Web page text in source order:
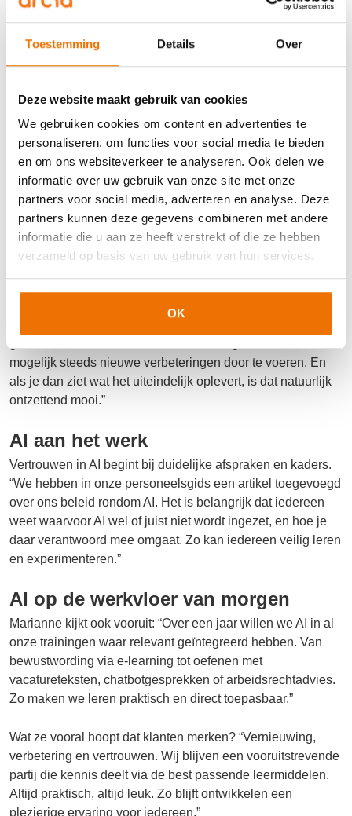
Toestemming Details Over
Deze website maakt gebruik van cookies
We gebruiken cookies om content en advertenties te
personaliseren, om functies voor social media te bieden
en om ons websiteverkeer te analyseren. Ook delen we
informatie over uw gebruik van onze site met onze
partners voor social media, adverteren en analyse. Deze
partners kunnen deze gegevens combineren met andere
informatie die u aan ze heeft verstrekt of die ze hebben
verzameld op basis van uw gebruik van hun services.
OK
E-learning:
GPT’s helpen bij het herschrijven en
onderzoek.
Marketing:GPT’s ondersteunen bij het schrijven van
webteksten voor nieuwe trainingen, inclusief SEO-
optimalisatie.
Niet elk experiment levert meteen het gewenste resultaat
op. “Wat we hebben ontdekt, is dat het helpt om grote
doelen op te knippen in kleine stappen. Vaak bereik je
hetzelfde resultaat met kleine optimalisaties in plaats van
Waar ze het meest trots op is? “Voor mij zit het vooral in de
mogelijk steeds nieuwe verbeteringen door te voeren. En
als je dan ziet wat het uiteindelijk oplevert, is dat natuurlijk
ontzettend mooi.”
AI aan het werk
Vertrouwen in AI begint bij duidelijke afspraken en kaders.
“We hebben in onze personeelsgids een artikel toegevoegd
over ons beleid rondom AI. Het is belangrijk dat iedereen
weet waarvoor AI wel of juist niet wordt ingezet, en hoe je
daar verantwoord mee omgaat. Zo kan iedereen veilig leren
en experimenteren.”
AI op de werkvloer van morgen
Marianne kijkt ook vooruit: “Over een jaar willen we AI in al
onze trainingen waar relevant geïntegreerd hebben. Van
bewustwording via e-learning tot oefenen met
vacatureteksten, chatbotgesprekken of arbeidsrechtadvies.
Zo maken we leren praktisch en direct toepasbaar.”
Wat ze vooral hoopt dat klanten merken? “Vernieuwing,
verbetering en vertrouwen. Wij blijven een vooruitstrevende
partij die kennis deelt via de best passende leermiddelen.
Altijd praktisch, altijd leuk. Zo blijft ontwikkelen een
plezierige ervaring voor iedereen.”